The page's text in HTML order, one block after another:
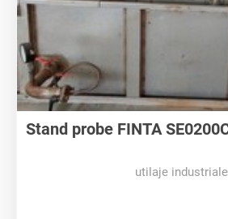
Stand probe FINTA
utilaje industriale